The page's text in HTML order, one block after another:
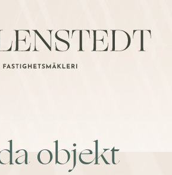
objekt